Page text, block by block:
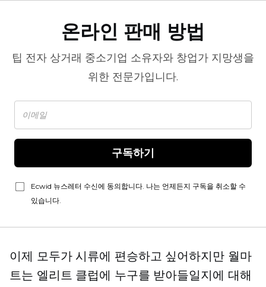
온라인 판매 방법
팁 전자 상거래 중소기업 소유자와 창업가 지망생을
위한 전문가입니다.
구독하기
Ecwid 뉴스레터 수신에 동의합니다. 나는 언제든지 구독을 취소할 수
있습니다.
이제 모두가 시류에 편승하고 싶어하지만 월마
트는 엘리트 클럽에 누구를 받아들일지에 대해